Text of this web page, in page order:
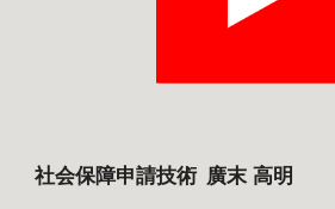
社会保障申請技術 廣末 高明